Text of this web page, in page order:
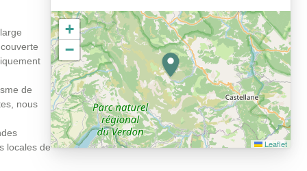
de
nous
locales de
+
−
Leaflet